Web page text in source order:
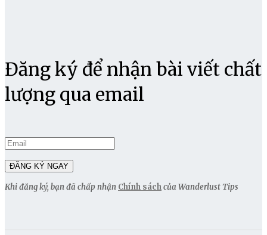
Đăng ký để nhận bài viết chất
lượng qua email
Khi đăng ký, bạn đã chấp nhận Chính sáchcủa Wanderlust Tips